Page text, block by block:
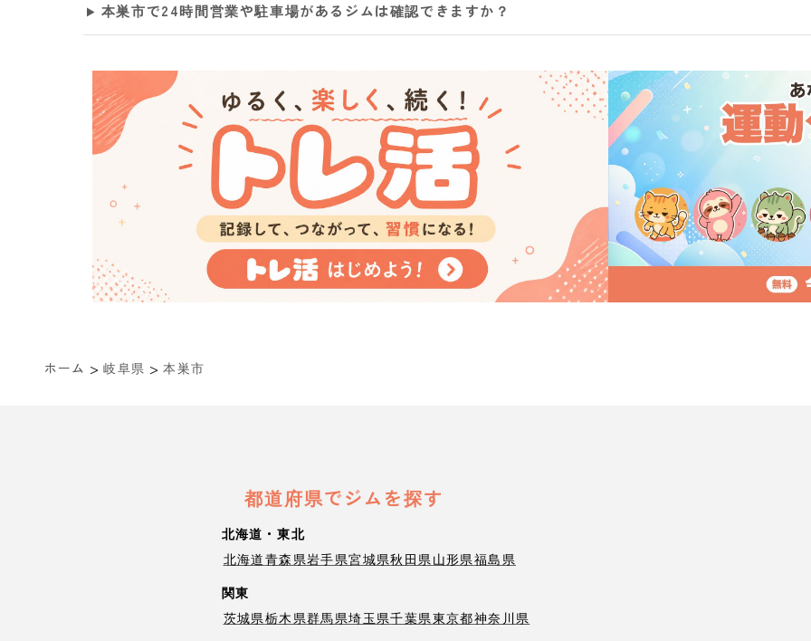
本巣市で24時間営業や駐車場があるジムは確認できますか？
ホーム > 岐阜県 > 本巣市
都道府県でジムを探す
北海道・東北
北海道青森県岩手県宮城県秋田県山形県福島県
関東
茨城県栃木県群馬県埼玉県千葉県東京都神奈川県